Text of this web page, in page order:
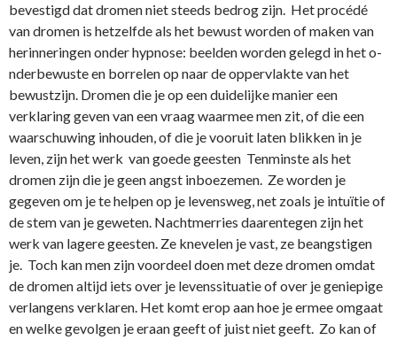
bevestigd dat dromen niet steeds bedrog zijn. Het procédé
van dromen is hetzelfde als het bewust worden of maken van
herinneringen o­nder hypnose: beelden worden gelegd in het o­
nderbewuste en borrelen op naar de oppervlakte van het
bewustzijn. Dromen die je op een duidelijke manier een
verklaring geven van een vraag waarmee men zit, of die een
waarschuwing inhouden, of die je vooruit laten blikken in je
leven, zijn het werk van goede geesten Tenminste als het
dromen zijn die je geen angst inboezemen. Ze worden je
gegeven om je te helpen op je levensweg, net zoals je intuïtie of
de stem van je geweten. Nachtmerries daarentegen zijn het
werk van lagere geesten. Ze knevelen je vast, ze beangstigen
je. Toch kan men zijn voordeel doen met deze dromen omdat
de dromen altijd iets over je levenssituatie of over je geniepige
verlangens verklaren. Het komt erop aan hoe je ermee omgaat
en welke gevolgen je eraan geeft of juist niet geeft. Zo kan of